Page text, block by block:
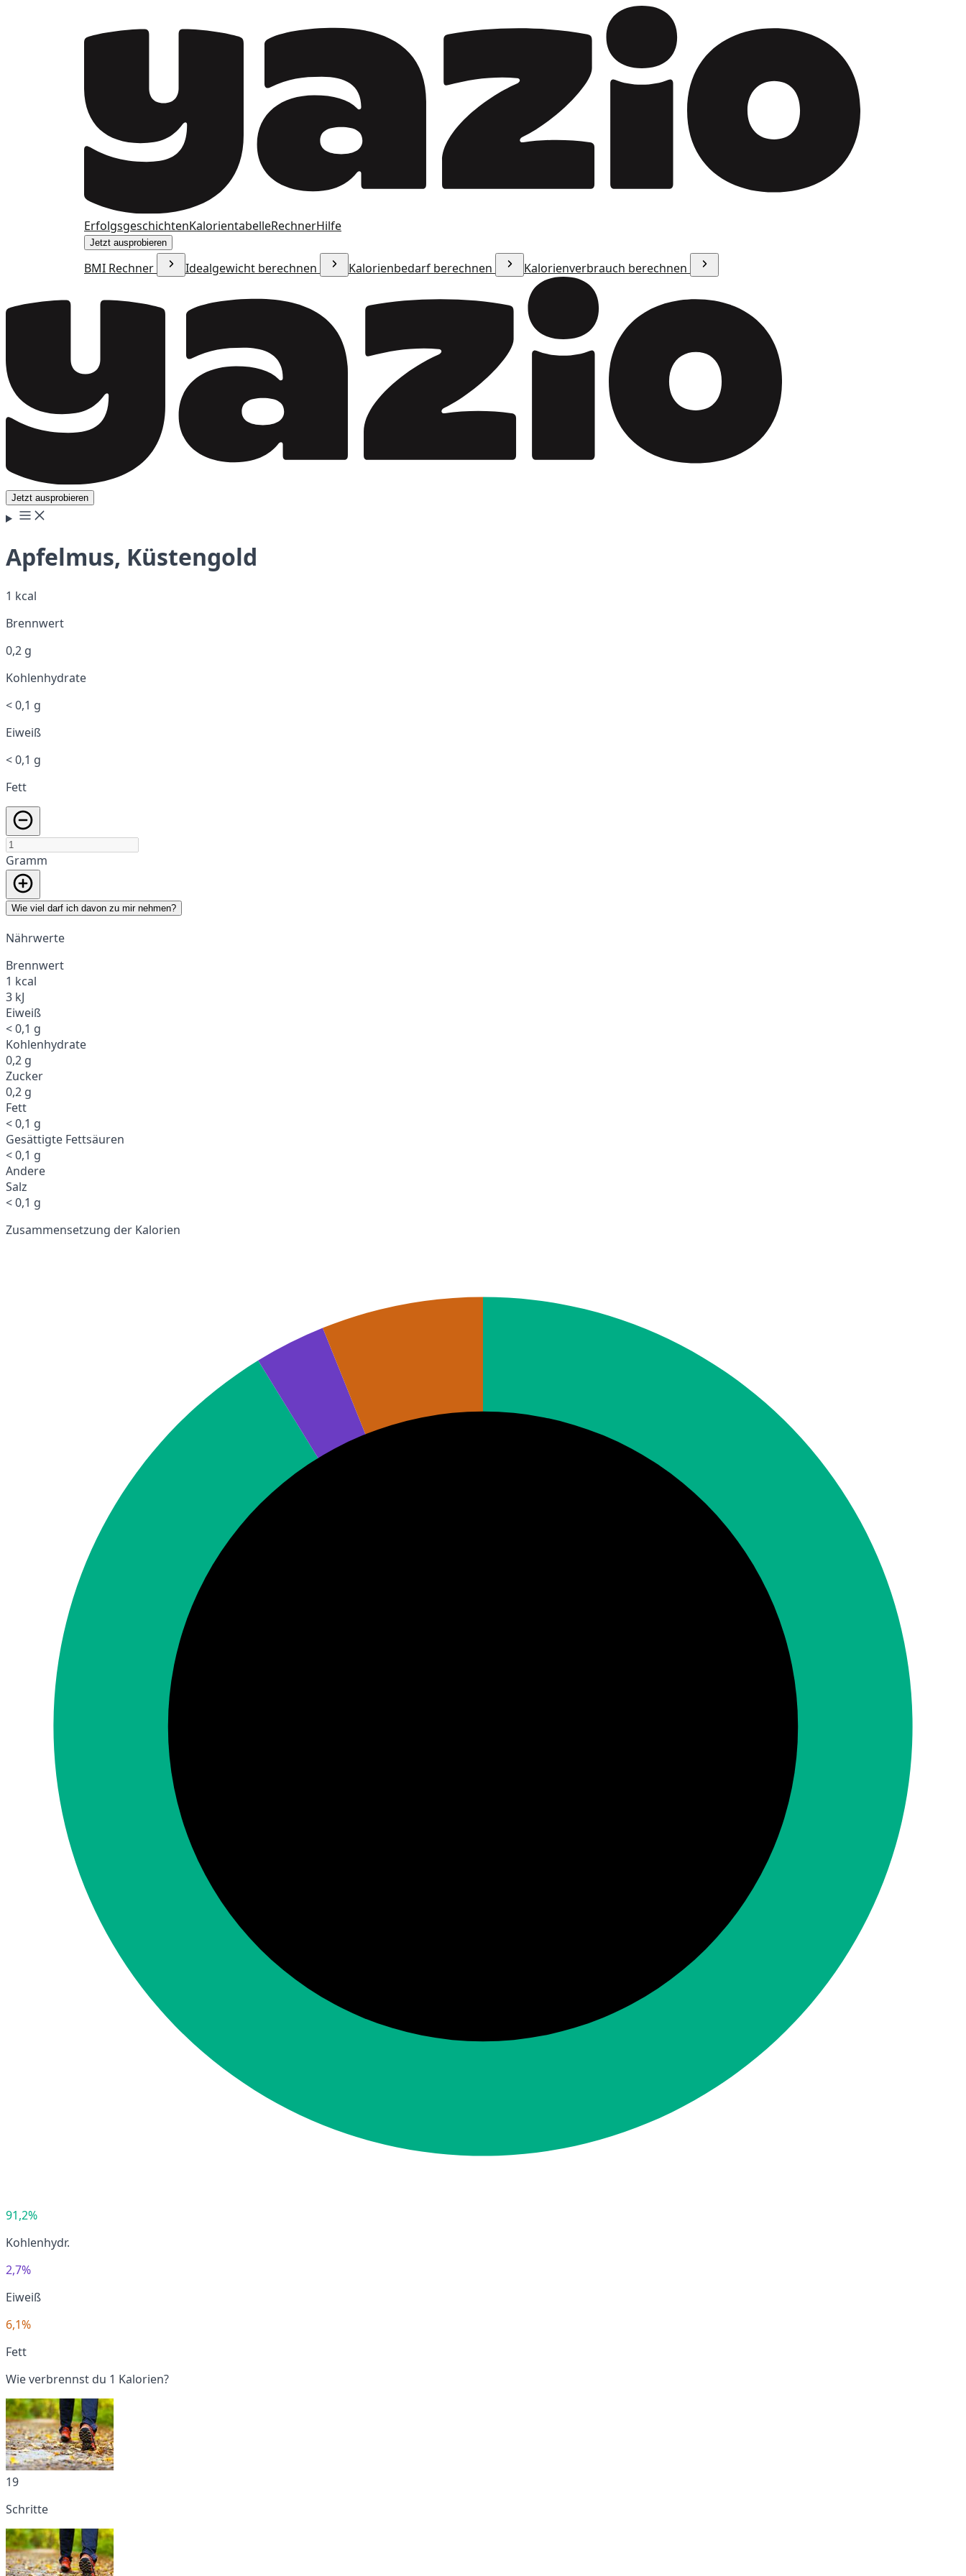
ErfolgsgeschichtenKalorientabelleRechnerHilfe
Jetzt ausprobieren
BMI Rechner Idealgewicht berechnen Kalorienbedarf berechnen Kalorienverbrauch berechnen
Jetzt ausprobieren
Apfelmus, Küstengold
1 kcal
Brennwert
0,2 g
Kohlenhydrate
< 0,1 g
Eiweiß
< 0,1 g
Fett
Gramm
Wie viel darf ich davon zu mir nehmen?
Nährwerte
Brennwert
1 kcal
3 kJ
Eiweiß
< 0,1 g
Kohlenhydrate
0,2 g
Zucker
0,2 g
Fett
< 0,1 g
Gesättigte Fettsäuren
< 0,1 g
Andere
Salz
< 0,1 g
Zusammensetzung der Kalorien
91,2%
Kohlenhydr.
2,7%
Eiweiß
6,1%
Fett
Wie verbrennst du 1 Kalorien?
19
Schritte